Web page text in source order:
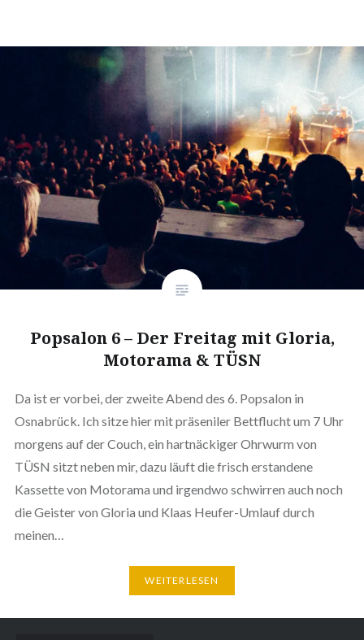
Popsalon 6 – Der Freitag mit Gloria,
Motorama & TÜSN
Da ist er vorbei, der zweite Abend des 6. Popsalon in
Osnabrück. Ich sitze hier mit präseniler Bettflucht um 7 Uhr
morgens auf der Couch, ein hartnäckiger Ohrwurm von
TÜSN sitzt neben mir, dazu läuft die frisch erstandene
Kassette von Motorama und irgendwo schwirren auch noch
die Geister von Gloria und Klaas Heufer-Umlauf durch
meinen…
WEITERLESEN